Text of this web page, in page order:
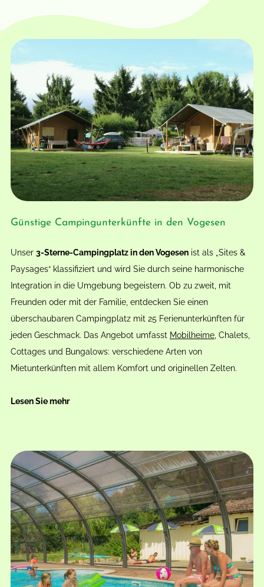
Günstige Campingunterkünfte in den Vogesen
Unser 3-Sterne-Campingplatz in den Vogesenist als „Sites &
Paysages“ klassifiziert und wird Sie durch seine harmonische
Integration in die Umgebung begeistern. Ob zu zweit, mit
Freunden oder mit der Familie, entdecken Sie einen
überschaubaren Campingplatz mit 25 Ferienunterkünften für
jeden Geschmack. Das Angebot umfasst Mobilheime, Chalets,
Cottages und Bungalows: verschiedene Arten von
Mietunterkünften mit allem Komfort und originellen Zelten.
Lesen Sie mehr